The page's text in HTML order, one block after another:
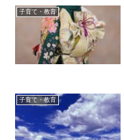
子育て・教育
子育て・教育